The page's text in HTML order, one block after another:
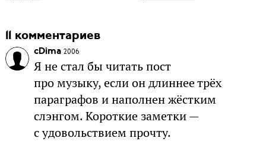
11 комментариев
cDima 2006
Я не стал бы читать пост
про музыку, если он длиннее трёх
параграфов и наполнен жёстким
слэнгом. Короткие заметки —
с удовольствием прочту.